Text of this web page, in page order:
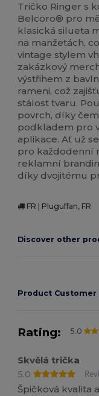
Tričko Ringer s
Belcoro® pro
klasická silueta
na manžetách,
vintage stylem
zakázkový
výstřihem z
rameni, což
stálost tvaru.
povrch, díky
podkladem pro
aplikace. Ať už
pro každodenní
reklamní
díky dvojitému
FR | Pluguffan, FR
Discover other
Product Customer
Rating: 5.0
Skvělá trička
5.0
Špičková kvalita